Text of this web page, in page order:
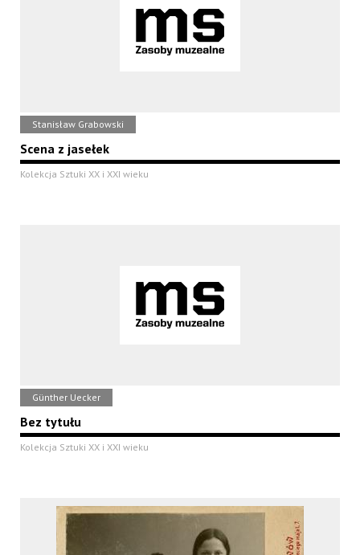
Stanisław Grabowski
Scena z jasełek
Kolekcja Sztuki XX i XXI wieku
Günther Uecker
Bez tytułu
Kolekcja Sztuki XX i XXI wieku